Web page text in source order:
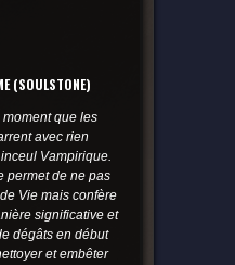
(SOULSTONE)
moment que les
avec rien
Vampirique.
permet de ne pas
Vie mais confère
significative et
dégâts en début
et embêter